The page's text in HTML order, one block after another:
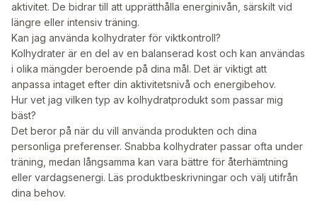
aktivitet. De bidrar till att upprätthålla energinivån, särskilt vid
längre eller intensiv träning.
Kan jag använda kolhydrater för viktkontroll?
Kolhydrater är en del av en balanserad kost och kan användas
i olika mängder beroende på dina mål. Det är viktigt att
anpassa intaget efter din aktivitetsnivå och energibehov.
Hur vet jag vilken typ av kolhydratprodukt som passar mig
bäst?
Det beror på när du vill använda produkten och dina
personliga preferenser. Snabba kolhydrater passar ofta under
träning, medan långsamma kan vara bättre för återhämtning
eller vardagsenergi. Läs produktbeskrivningar och välj utifrån
dina behov.